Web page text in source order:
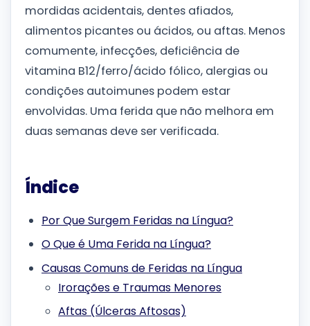
mordidas acidentais, dentes afiados,
alimentos picantes ou ácidos, ou aftas. Menos
comumente, infecções, deficiência de
vitamina B12/ferro/ácido fólico, alergias ou
condições autoimunes podem estar
envolvidas. Uma ferida que não melhora em
duas semanas deve ser verificada.
Índice
Por Que Surgem Feridas na Língua?
O Que é Uma Ferida na Língua?
Causas Comuns de Feridas na Língua
Irorações e Traumas Menores
Aftas (Úlceras Aftosas)